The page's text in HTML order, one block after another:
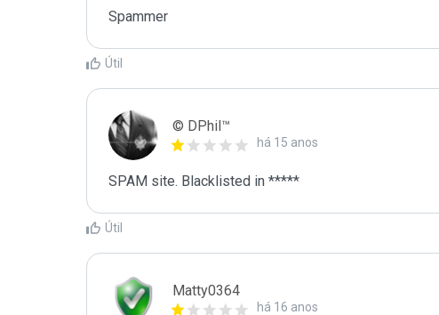
Spammer
Útil
© DPhil™
há 15 anos
SPAM site. Blacklisted in *****
Útil
Matty0364
há 16 anos